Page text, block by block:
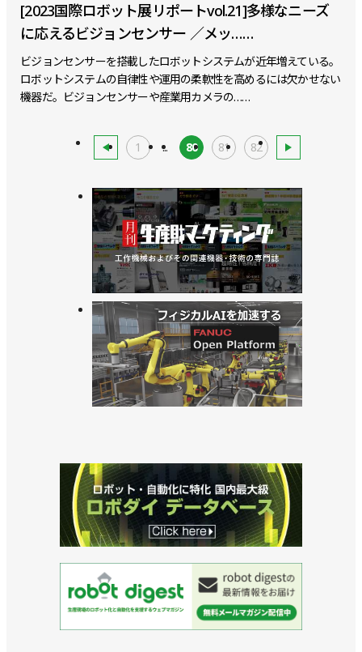
[2023国際ロボット展リポートvol.21]多様なニーズ
に応えるビジョンセンサー ／メッ……
ビジョンセンサーを搭載したロボットシステムが近年増えている。
ロボットシステムの自律性や運用の柔軟性を高めるには欠かせない
機器だ。ビジョンセンサーや産業用カメラの……
1 ... 80 81 82